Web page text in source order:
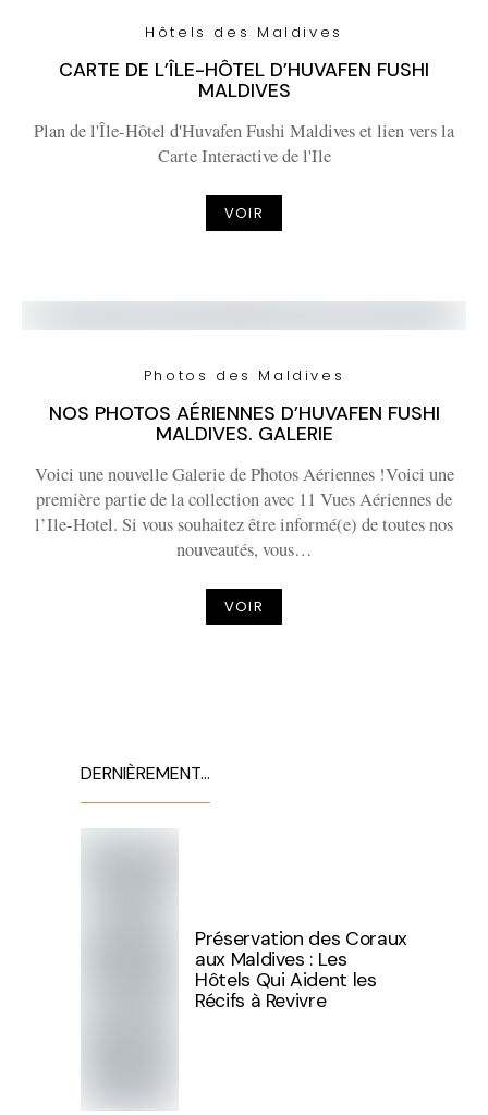
Hôtels des Maldives
CARTE DE L’ÎLE-HÔTEL D’HUVAFEN FUSHI
MALDIVES
Plan de l'Île-Hôtel d'Huvafen Fushi Maldives et lien vers la
Carte Interactive de l'Ile
VOIR
Photos des Maldives
NOS PHOTOS AÉRIENNES D’HUVAFEN FUSHI
MALDIVES. GALERIE
Voici une nouvelle Galerie de Photos Aériennes !Voici une
première partie de la collection avec 11 Vues Aériennes de
l’Ile-Hotel. Si vous souhaitez être informé(e) de toutes nos
nouveautés, vous…
VOIR
DERNIÈREMENT…
Préservation des Coraux
aux Maldives : Les
Hôtels Qui Aident les
Récifs à Revivre